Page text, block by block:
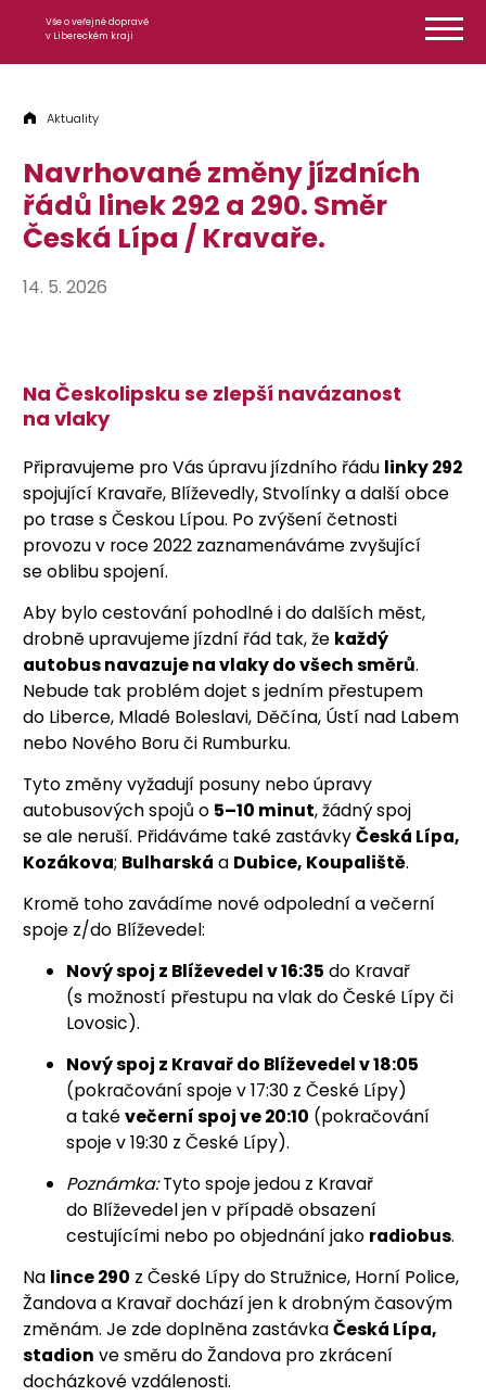
Vše o veřejné dopravě
v Libereckém kraji
Aktuality
Navrhované změny jízdních
řádů linek 292 a 290. Směr
Česká Lípa / Kravaře.
14. 5. 2026
Na Českolipsku se zlepší navázanost
na vlaky
Připravujeme pro Vás úpravu jízdního řádu linky 292
spojující Kravaře, Blíževedly, Stvolínky a další obce
po trase s Českou Lípou. Po zvýšení četnosti
provozu v roce 2022 zaznamenáváme zvyšující
se oblibu spojení.
Aby bylo cestování pohodlné i do dalších měst,
drobně upravujeme jízdní řád tak, že každý
autobus navazuje na vlaky do všech směrů.
Nebude tak problém dojet s jedním přestupem
do Liberce, Mladé Boleslavi, Děčína, Ústí nad Labem
nebo Nového Boru či Rumburku.
Tyto změny vyžadují posuny nebo úpravy
autobusových spojů o 5–10 minut, žádný spoj
se ale neruší. Přidáváme také zastávkyČeská Lípa,
Kozákova; Bulharská a Dubice, Koupaliště.
Kromě toho zavádíme nové odpolední a večerní
spoje z/do Blíževedel:
Nový spoj z Blíževedel v 16:35 do Kravař
(s možností přestupu na vlak do České Lípy či
Lovosic).
Nový spoj z Kravař do Blíževedel v 18:05
(pokračování spoje v 17:30 z České Lípy)
a takévečerní spoj ve 20:10 (pokračování
spoje v 19:30 z České Lípy).
Poznámka:Tyto spoje jedou z Kravař
do Blíževedel jen v případě obsazení
cestujícími nebo po objednání jako radiobus.
Na lince 290 z České Lípy do Stružnice, Horní Police,
Žandova a Kravař dochází jen k drobným časovým
změnám. Je zde doplněna zastávkaČeská Lípa,
stadion ve směru do Žandova pro zkrácení
docházkové vzdálenosti.